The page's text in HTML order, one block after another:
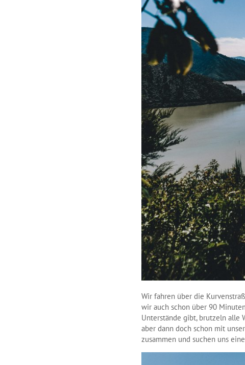
Wir fahren über die
wir auch schon über 90
Unterstände gibt, brutzeln alle
aber dann doch schon mit
zusammen und suchen uns